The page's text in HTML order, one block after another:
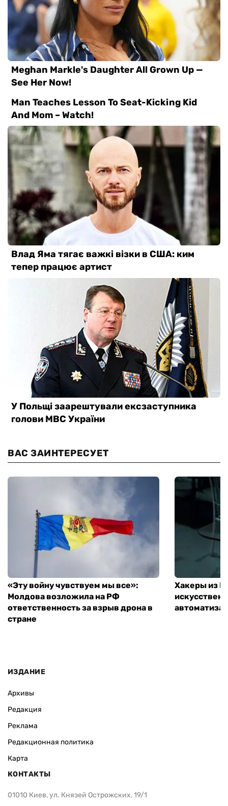
ВАС ЗАИНТЕРЕСУЕТ
«Эту войну чувствуем мы все»:
Молдова возложила на РФ
ответственность за взрыв дрона в
стране
Хакеры из
ИЗДАНИЕ
Архивы
Редакция
Реклама
Редакционная политика
Карта
КОНТАКТЫ
01010 Киев, ул. Князей Острожских, 19/1